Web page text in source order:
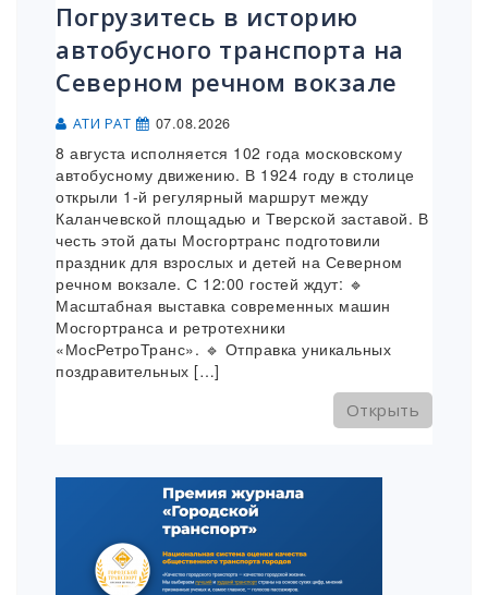
Погрузитесь в историю
автобусного транспорта на
Северном речном вокзале
АТИ РАТ 07.08.2026
8 августа исполняется 102 года московскому
автобусному движению. В 1924 году в столице
открыли 1-й регулярный маршрут между
Каланчевской площадью и Тверской заставой. В
честь этой даты Мосгортранс подготовили
праздник для взрослых и детей на Северном
речном вокзале. С 12:00 гостей ждут: 🔹
Масштабная выставка современных машин
Мосгортранса и ретротехники
«МосРетроТранс». 🔹 Отправка уникальных
поздравительных […]
Открыть